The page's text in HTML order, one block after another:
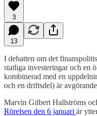
3
13
I debatten om det
statliga investeringar och en
kombinerad med en
och en driftsdel) är
Marvin Gilbert Hallströms
Rörelsen den 6 januari är